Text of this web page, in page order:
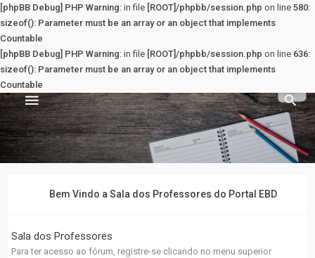
[phpBB Debug] PHP Warning: in file [ROOT]/phpbb/session.php on line 580:
sizeof(): Parameter must be an array or an object that implements
Countable
[phpBB Debug] PHP Warning: in file [ROOT]/phpbb/session.php on line 636:
sizeof(): Parameter must be an array or an object that implements
Countable
Sala dos Professores
Registrar
Bem Vindo a Sala dos Professores do Portal EBD
Sala dos Professores
Para ter acesso ao fórum, registre-se clicando no menu superior